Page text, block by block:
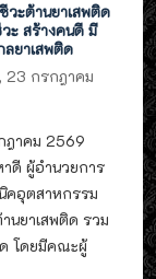
วะต้านยาเสพติด
ะ สร้างคนดี มี
ลยาเสพติด
23 กรกฎาคม
ฎาคม 2569
าดี ผู้อำนวยการ
คอุตสาหกรรม
นยาเสพติด รวม
โดยมีคณะผู้